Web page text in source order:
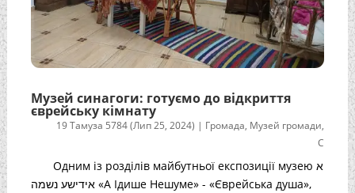
Музей синагоги: готуємо до відкриття
єврейську кімнату
19 Тамуза 5784 (Лип 25, 2024) | Громада, Музей громади,
С
Одним із розділів майбутньої експозиції музею א
אידישע נשמה «А Ідише Нешуме» - «Єврейська душа»,